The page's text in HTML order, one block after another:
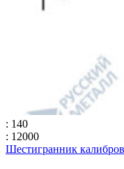
: 140
: 12000
Шестигранник